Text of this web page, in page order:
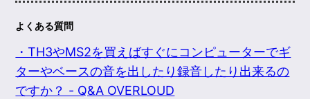
よくある質問
・TH3やMS2を買えばすぐにコンピューターでギ
ターやベースの音を出したり録音したり出来るの
ですか？ - Q&A OVERLOUD